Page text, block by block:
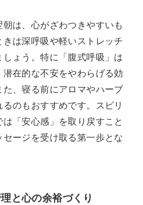
は、心がざわつきやすいも
は深呼吸や軽いストレッチ
ょう。特に「腹式呼吸」は
潜在的な不安をやわらげる効
、寝る前にアロマやハーブ
のもおすすめです。スピリ
「安心感」を取り戻すこと
ージを受け取る第一歩とな
と心の余裕づくり